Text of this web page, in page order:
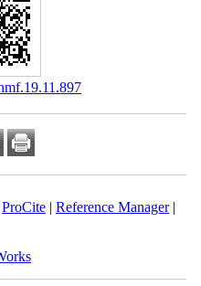
|ProCite|Reference Manager